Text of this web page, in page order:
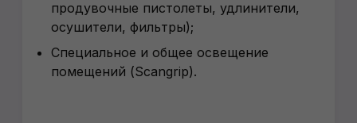
продувочные пистолеты, удлинители,
осушители, фильтры);
Специальное и общее освещение
помещений (Scangrip).